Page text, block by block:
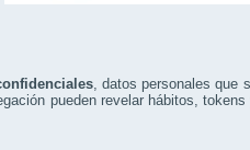
, datos personales que
pueden revelar hábitos,